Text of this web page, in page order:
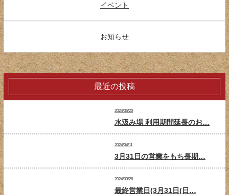
イベント
お知らせ
最近の投稿
2024/05/20
水汲み場 利用期間延長のお…
2024/04/11
3月31日の営業をもち長期…
2024/03/28
最終営業日(3月31日(日…